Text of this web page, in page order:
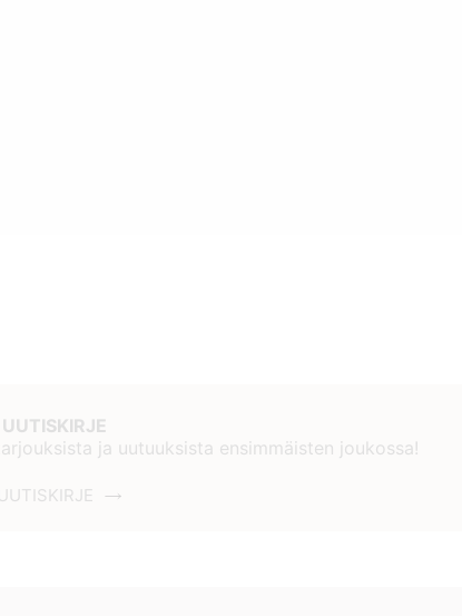
ja uutuuksista ensimmäisten joukossa!